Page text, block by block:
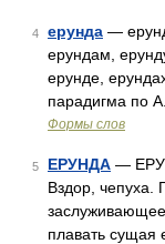
4 ерунда —
ерундам,
ерунде,
парадигма по
Формы слов
5 ЕРУНДА —
Вздор, чепуха.
плавать сущая